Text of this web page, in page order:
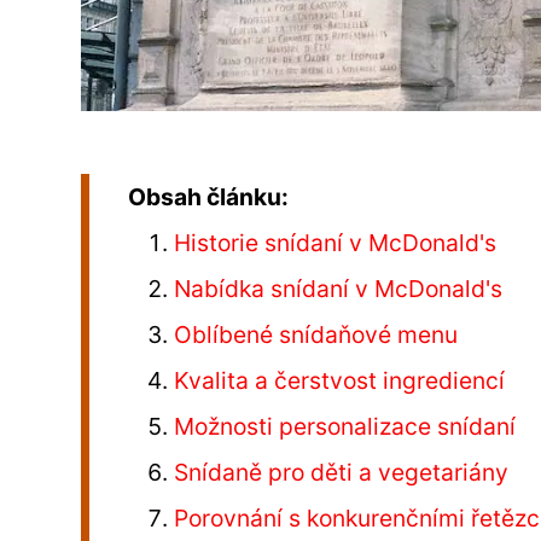
Obsah článku:
Historie snídaní v McDonald's
Nabídka snídaní v McDonald's
Oblíbené snídaňové menu
Kvalita a čerstvost ingrediencí
Možnosti personalizace snídaní
Snídaně pro děti a vegetariány
Porovnání s konkurenčními